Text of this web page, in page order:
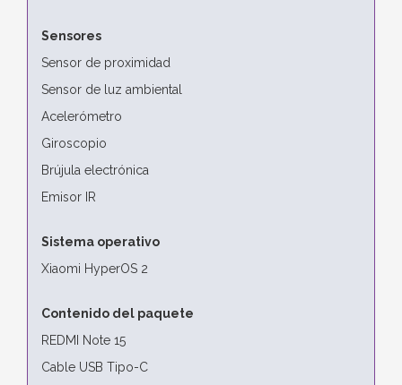
Sensores
Sensor de proximidad
Sensor de luz ambiental
Acelerómetro
Giroscopio
Brújula electrónica
Emisor IR
Sistema operativo
Xiaomi HyperOS 2
Contenido del paquete
REDMI Note 15
Cable USB Tipo-C